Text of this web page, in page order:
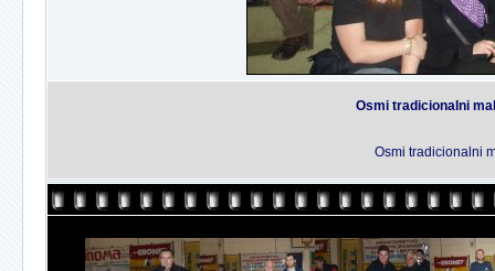
Osmi tradicionalni
Osmi tradicionalni